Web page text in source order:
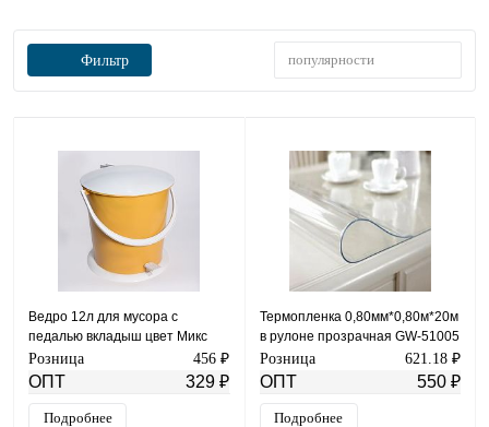
Фильтр популярности
Ведро 12л для мусора с
педалью вкладыш цвет Микс
Ирбит
Розница 456 ₽
ОПТ 329 ₽
Подробнее
Термопленка 0,80мм*0,80м*20м
в рулоне прозрачная GW-51005
Розница 621.18 ₽
ОПТ 550 ₽
Подробнее